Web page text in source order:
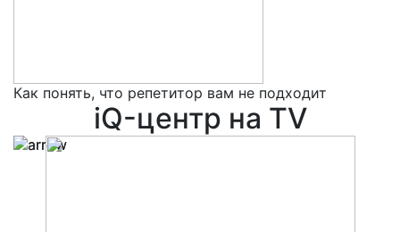
Как понять, что репетитор вам не подходит
iQ-центр на TV